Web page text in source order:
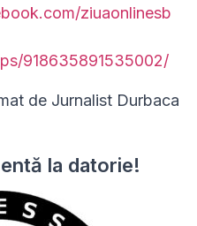
ziuaonlinesb
918635891535002/
de Jurnalist Durbaca
la datorie!